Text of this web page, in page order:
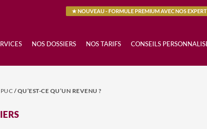
★ NOUVEAU - FORMULE PREMIUM AVEC NOS
NOS DOSSIERS NOS TARIFS CONSEILS
/QU’EST-CE QU’UN REVENU ?